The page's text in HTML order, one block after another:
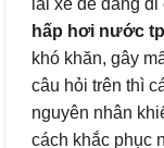
lái xe dễ dàng
hấp hơi nước
khó khăn, gây
câu hỏi trên thì
nguyên nhân
cách khắc phục